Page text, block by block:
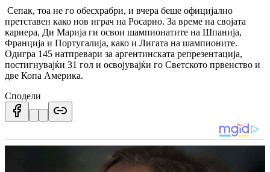
Сепак, тоа не го обесхрабри, и вчера беше официјално
претставен како нов играч на Росарио. За време на својата
кариера, Ди Марија ги освои шампионатите на Шпанија,
Франција и Португалија, како и Лигата на шампионите.
Одигра 145 натпревари за аргентинската репрезентација,
постигнувајќи 31 гол и освојувајќи го Светското првенство и
две Копа Америка.
Сподели